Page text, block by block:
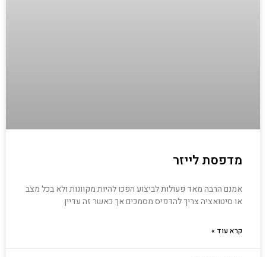
מדפסת לייזר
אמנם הרבה מאד פעולות לביצוע הפכו להיות מקוונות ולא בכל מצב
או סיטואציה צריך להדפיס מסמכים אך כאשר זה עדיין
קרא עוד »